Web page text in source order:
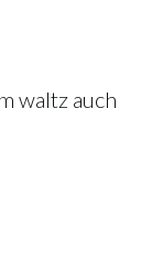
waltz auch